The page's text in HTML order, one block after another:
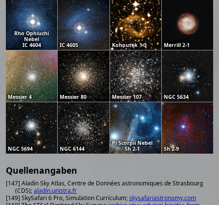
Rho Ophiuchi
Nebel
IC 4604
IC 4605 Kohoutek 1-3 Merrill 2-1
Messier 4 Messier 80 Messier 107 NGC 5634
NGC 5694 NGC 6144
Pi Scorpii Nebel
Sh 2-1
Sh 2-9
Quellenangaben
[147] Aladin Sky Atlas, Centre de Données astronomiques de Strasbourg
(CDS);aladin.unistra.fr
[149] SkySafari 6 Pro, Simulation Curriculum;skysafariastronomy.com